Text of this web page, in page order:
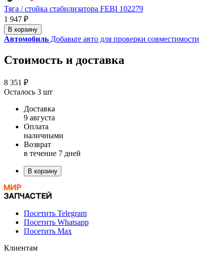
Тяга / стойка стабилизатора FEBI 102279
1 947 ₽
В корзину
Автомобиль Добавьте авто для проверки совместимости
Стоимость и доставка
8 351 ₽
Осталось 3 шт
Доставка
9 августа
Оплата
наличными
Возврат
в течение 7 дней
В корзину
Посетить Telegram
Посетить Whatsapp
Посетить Max
Клиентам